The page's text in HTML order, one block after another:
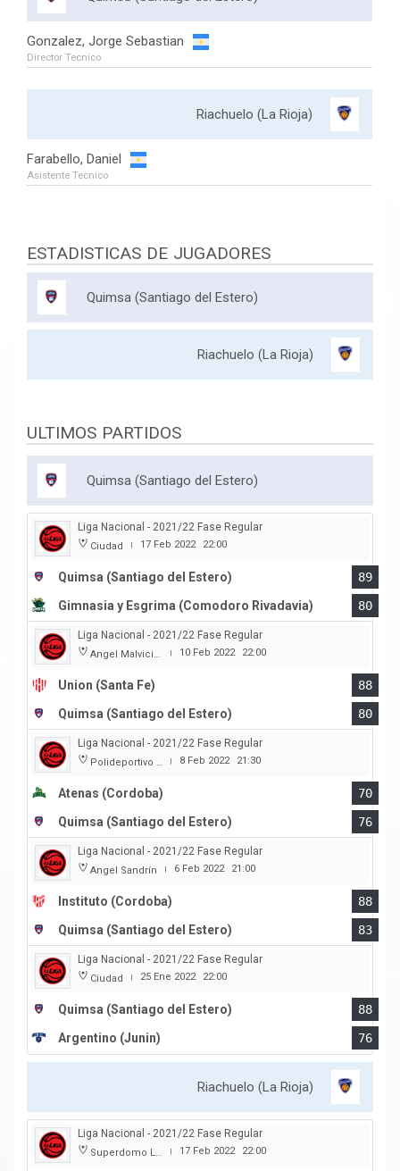
Gonzalez, Jorge Sebastian
Director Tecnico
Riachuelo (La Rioja)
Farabello, Daniel
Asistente Tecnico
ESTADISTICAS DE JUGADORES
Quimsa (Santiago del Estero)
Riachuelo (La Rioja)
ULTIMOS PARTIDOS
Quimsa (Santiago del Estero)
Liga Nacional - 2021/22 Fase Regular
Ciudad | 17 Feb 2022 22:00
Quimsa (Santiago del Estero)
89
Gimnasia y Esgrima (Comodoro Rivadavia)
80
Liga Nacional - 2021/22 Fase Regular
Angel Malvicino | 10 Feb 2022 22:00
Union (Santa Fe)
88
Quimsa (Santiago del Estero)
80
Liga Nacional - 2021/22 Fase Regular
Polideportivo Carlos Cerutti | 8 Feb 2022 21:30
Atenas (Cordoba)
70
Quimsa (Santiago del Estero)
76
Liga Nacional - 2021/22 Fase Regular
Angel Sandrín | 6 Feb 2022 21:00
Instituto (Cordoba)
88
Quimsa (Santiago del Estero)
83
Liga Nacional - 2021/22 Fase Regular
Ciudad | 25 Ene 2022 22:00
Quimsa (Santiago del Estero)
88
Argentino (Junin)
76
Riachuelo (La Rioja)
Liga Nacional - 2021/22 Fase Regular
Superdomo La Rioja | 17 Feb 2022 22:00